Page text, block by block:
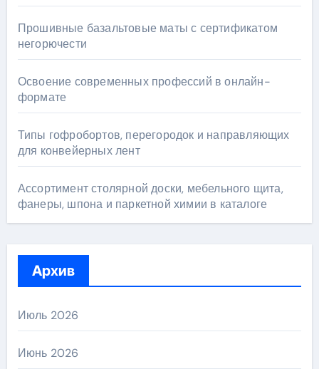
Прошивные базальтовые маты с сертификатом
негорючести
Освоение современных профессий в онлайн-
формате
Типы гофробортов, перегородок и направляющих
для конвейерных лент
Ассортимент столярной доски, мебельного щита,
фанеры, шпона и паркетной химии в каталоге
Архив
Июль 2026
Июнь 2026